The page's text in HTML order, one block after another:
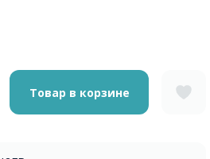
Товар в корзине